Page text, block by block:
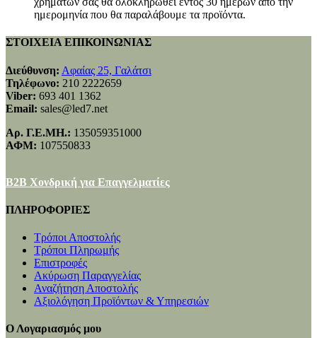
ημερομηνία που θα παραλάβουμε τα προϊόντα.
ΣΤΟΙΧΕΙΑ ΕΠΙΚΟΙΝΩΝΙΑΣ
Διεύθυνση: Αφαίας 25, Γαλάτσι
Τηλέφωνο: 210 2222659
Viber: 693 401 1362
Email: sales@led7.net
Αρ. Γ.Ε.ΜΗ.: 135059351000
ΑΦΜ: 107550833
B2B Χονδρική για Επαγγελματίες
ΠΛΗΡΟΦΟΡΙΕΣ
Τρόποι Αποστολής
Τρόποι Πληρωμής
Επιστροφές
Ακύρωση Παραγγελίας
Αναζήτηση Αποστολής
Αξιολόγηση Προϊόντων & Υπηρεσιών
Ο Λογαριασμός μου